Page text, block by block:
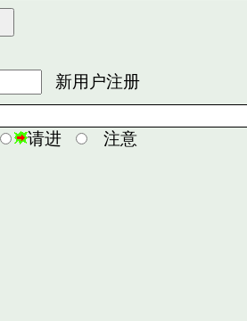
新用户注册
请进 注意